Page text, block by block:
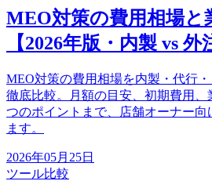
MEO対策の費用相場と
【2026年版・内製 vs 外
MEO対策の費用相場を内製・代行
徹底比較。月額の目安、初期費用
つのポイントまで、店舗オーナー向
ます。
2026年05月25日
ツール比較